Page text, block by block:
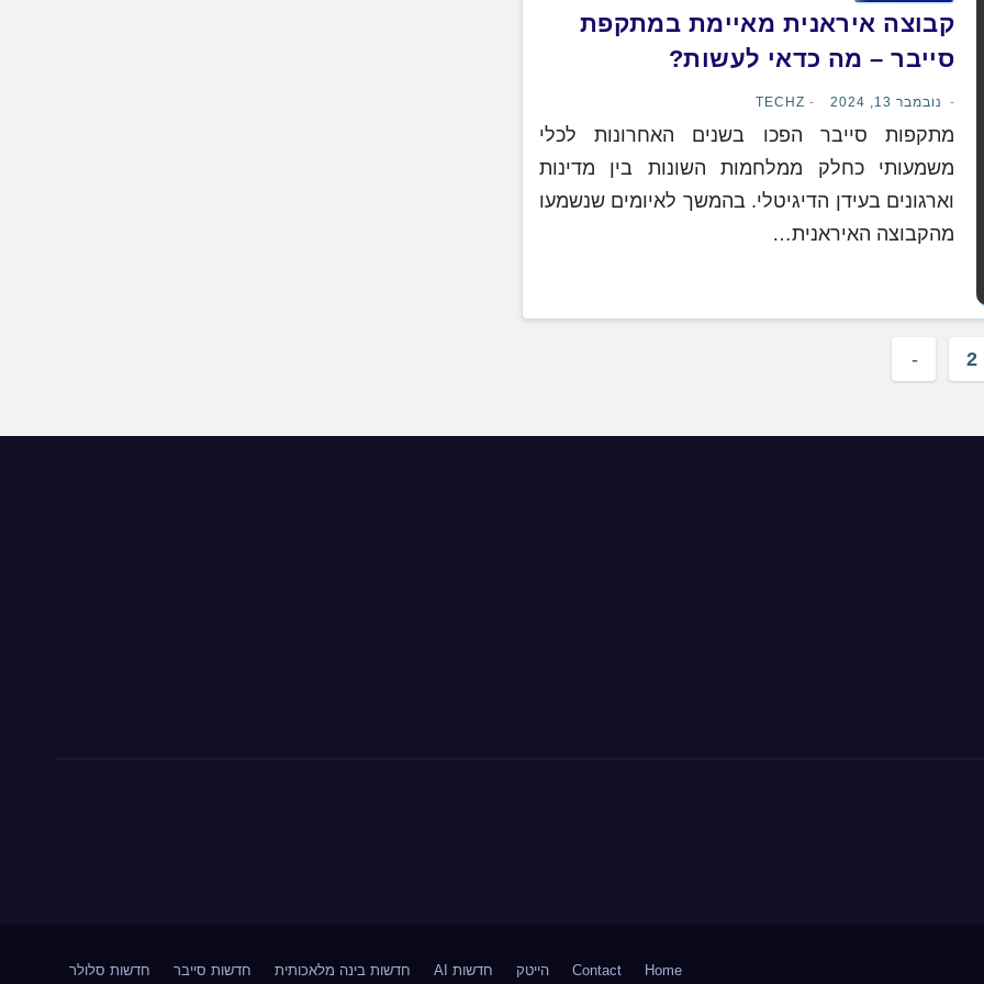
קבוצה איראנית מאיימת במתקפת
סייבר – מה כדאי לעשות?
נובמבר 13, 2024 TECHZ
מתקפות סייבר הפכו בשנים האחרונות לכלי
משמעותי כחלק ממלחמות השונות בין מדינות
וארגונים בעידן הדיגיטלי. בהמשך לאיומים שנשמעו
מהקבוצה האיראנית…
2
Home
Contact הייטק חדשות AI חדשות בינה מלאכותית חדשות סייבר חדשות סלולר